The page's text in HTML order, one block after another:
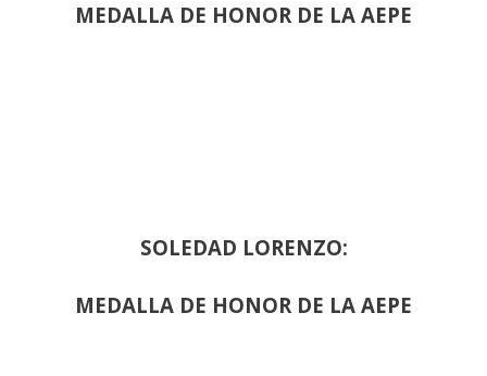
MEDALLA DE HONOR DE LA AEPE
SOLEDAD LORENZO:
MEDALLA DE HONOR DE LA AEPE